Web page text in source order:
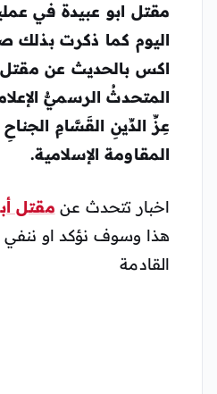
مقتل ابو عبيدة في
اليوم كما ذكرت بذلك
اكس بالحديث عن مقتل
المتحدثُ الرسميُّ
عِزِّ الدِّينِ القَسَّامِ
المقاومة الإسلامية.
اخبار تتحدث عن مقتل
هذا وسوف نؤكد او ننفي
القادمة